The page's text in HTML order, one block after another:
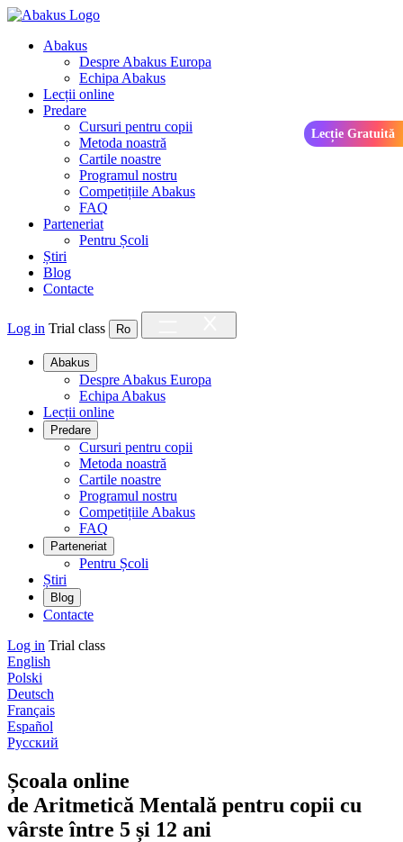
Abakus
Despre Abakus Europa
Echipa Abakus
Lecții online
Predare
Cursuri pentru copii
Metoda noastră
Cartile noastre
Programul nostru
Competițiile Abakus
FAQ
Parteneriat
Pentru Școli
Știri
Blog
Contacte
Log in Trial class Ro
Abakus
Despre Abakus Europa
Echipa Abakus
Lecții online
Predare
Cursuri pentru copii
Metoda noastră
Cartile noastre
Programul nostru
Competițiile Abakus
FAQ
Parteneriat
Pentru Școli
Știri
Blog
Contacte
Log in Trial class
English
Polski
Deutsch
Français
Español
Русский
Lecție Gratuită
Școala online
de Aritmetică Mentală pentru copii cu
vârste între 5 și 12 ani